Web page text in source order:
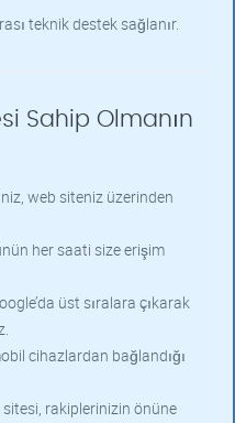
teknik destek sağlanır.
Sahip Olmanın
web siteniz üzerinden
her saati size erişim
üst sıralara çıkarak
cihazlardan bağlandığı
rakiplerinizin önüne